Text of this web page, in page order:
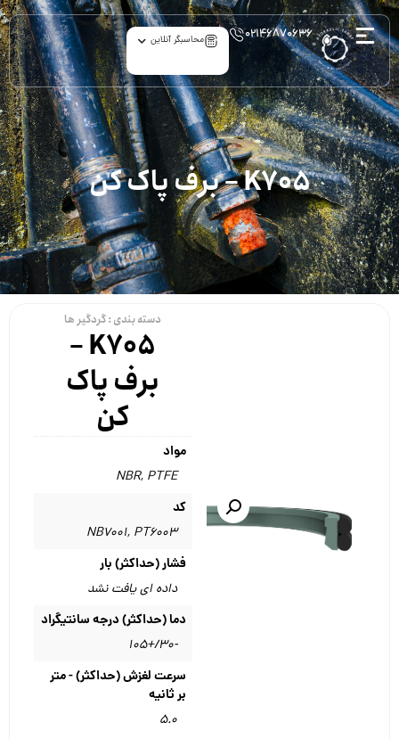
۰۲۱۴۶۸۷۰۶۳۶ محاسبگر آنلاین
K705 – برف پاک کن
دسته بندی :گردگیر ها
K705 –
برف پاک
کن
مواد
NBR, PTFE
کد
NB7001, PT6003
فشار (حداکثر) بار
داده ای یافت نشد
دما (حداکثر) درجه سانتیگراد
-۳۰/+۱۰۵
سرعت لغزش (حداکثر) - متر
بر ثانیه
۵.۰